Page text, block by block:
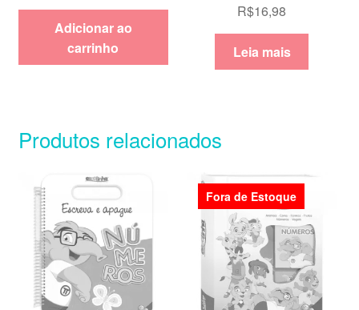
Adicionar ao
carrinho
5.00 de 5
R$16,98
Leia mais
Produtos relacionados
Fora de Estoque